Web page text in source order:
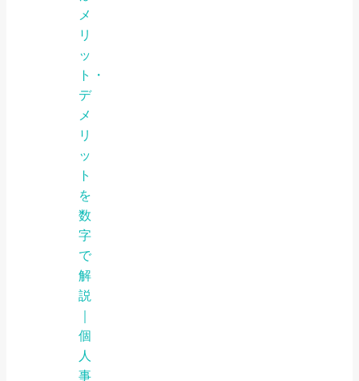
メ
リ
ッ
ト・
デ
メ
リ
ッ
ト
を
数
字
で
解
説
個
人
事